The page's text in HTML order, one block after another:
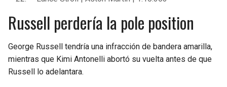
Russell perdería la pole position
George Russell tendría una infracción de bandera amarilla,
mientras que Kimi Antonelli abortó su vuelta antes de que
Russell lo adelantara.